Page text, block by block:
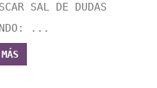
SAL DE DUDAS
...